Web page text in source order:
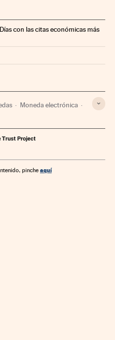
con las citas económicas más
Moneda electrónica
Medios de pago
pinche aquí